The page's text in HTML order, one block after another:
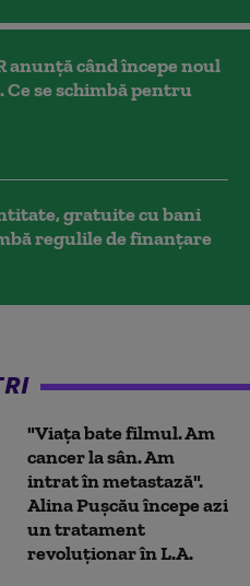
anunță când începe noul
se schimbă pentru
gratuite cu bani
regulile de finanțare
"Viața bate filmul. Am
cancer la sân. Am
intrat în metastază".
Alina Pușcău începe azi
un tratament
revoluționar în L.A.